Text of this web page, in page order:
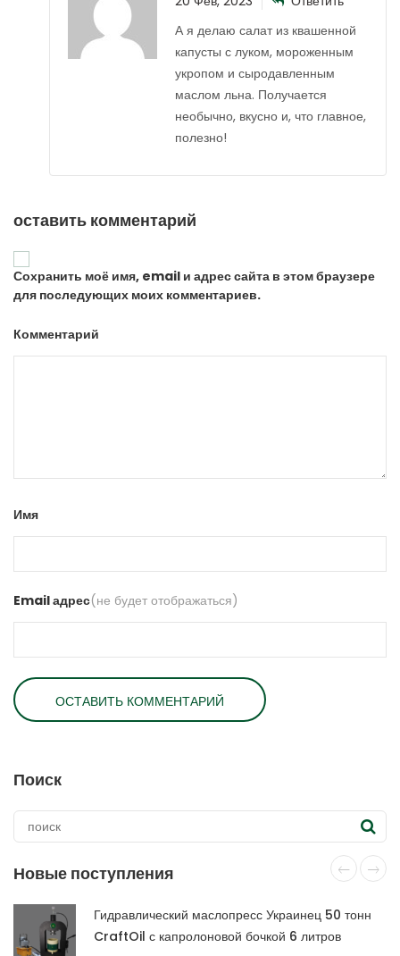
А я делаю салат из квашенной
капусты с луком, мороженным
укропом и сыродавленным
маслом льна. Получается
необычно, вкусно и, что главное,
полезно!
оставить комментарий
Сохранить моё имя, email и адрес сайта в этом браузере
для последующих моих комментариев.
Комментарий
Имя
Email адрес(не будет отображаться)
Поиск
Новые поступления
Гидравлический маслопресс Украинец 50 тонн
CraftOil с капролоновой бочкой 6 литров